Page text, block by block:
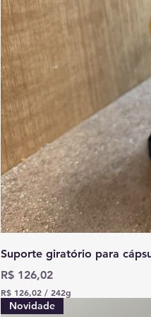
Suporte giratório para
Preço
R$ 126,02
R$ 126,02 /242g
Novidade